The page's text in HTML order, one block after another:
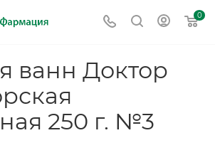
0
ванн Доктор
250 г. №3